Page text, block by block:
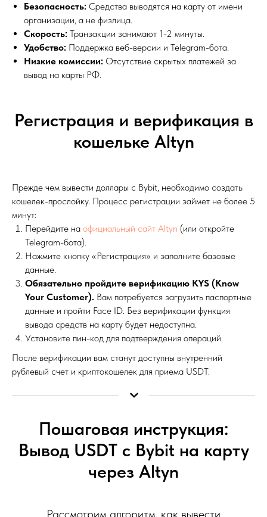
Безопасность: Средства выводятся на карту от имени
организации, а не физлица.
Скорость: Транзакции занимают 1-2 минуты.
Удобство: Поддержка веб-версии и Telegram-бота.
Низкие комиссии: Отсутствие скрытых платежей за
вывод на карты РФ.
Регистрация и верификация в
кошельке Altyn
Прежде чем вывести доллары с Bybit, необходимо создать
кошелек-прослойку. Процесс регистрации займет не более 5
минут:
Перейдите на официальный сайт Altyn (или откройте
Telegram-бота).
Нажмите кнопку «Регистрация» и заполните базовые
данные.
Обязательно пройдите верификацию KYS (Know
Your Customer). Вам потребуется загрузить паспортные
данные и пройти Face ID. Без верификации функция
вывода средств на карту будет недоступна.
Установите пин-код для подтверждения операций.
После верификации вам станут доступны внутренний
рублевый счет и криптокошелек для приема USDT.
Пошаговая инструкция:
Вывод USDT с Bybit на карту
через Altyn
Рассмотрим алгоритм, как вывести